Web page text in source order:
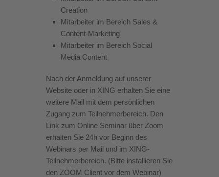
Creation
Mitarbeiter im Bereich Sales &
Content-Marketing
Mitarbeiter im Bereich Social
Media Content
Nach der Anmeldung auf unserer
Website oder in XING erhalten Sie eine
weitere Mail mit dem persönlichen
Zugang zum Teilnehmerbereich. Den
Link zum Online Seminar über Zoom
erhalten Sie 24h vor Beginn des
Webinars per Mail und im XING-
Teilnehmerbereich. (Bitte installieren Sie
den ZOOM Client vor dem Webinar)